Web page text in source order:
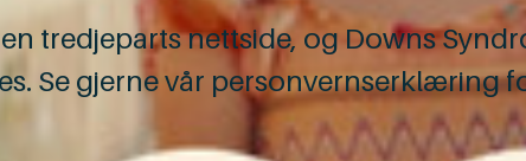
tredjeparts nettside, og Downs
Se gjerne vår personvernserklæring